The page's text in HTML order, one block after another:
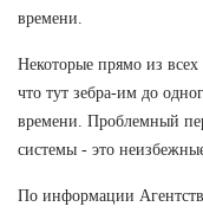
времени.
Некоторые прямо из всех
что тут зебра-им до
времени. Проблемный
системы - это
По информации